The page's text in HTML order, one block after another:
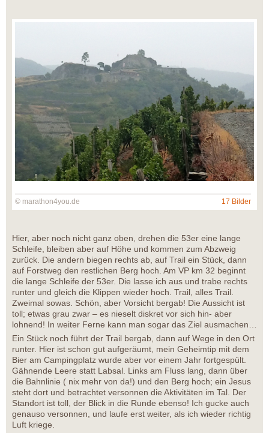
© marathon4you.de 17 Bilder
Hier, aber noch nicht ganz oben, drehen die 53er eine lange
Schleife, bleiben aber auf Höhe und kommen zum Abzweig
zurück. Die andern biegen rechts ab, auf Trail ein Stück, dann
auf Forstweg den restlichen Berg hoch. Am VP km 32 beginnt
die lange Schleife der 53er. Die lasse ich aus und trabe rechts
runter und gleich die Klippen wieder hoch. Trail, alles Trail.
Zweimal sowas. Schön, aber Vorsicht bergab! Die Aussicht ist
toll; etwas grau zwar – es nieselt diskret vor sich hin- aber
lohnend! In weiter Ferne kann man sogar das Ziel ausmachen…
Ein Stück noch führt der Trail bergab, dann auf Wege in den Ort
runter. Hier ist schon gut aufgeräumt, mein Geheimtip mit dem
Bier am Campingplatz wurde aber vor einem Jahr fortgespült.
Gähnende Leere statt Labsal. Links am Fluss lang, dann über
die Bahnlinie ( nix mehr von da!) und den Berg hoch; ein Jesus
steht dort und betrachtet versonnen die Aktivitäten im Tal. Der
Standort ist toll, der Blick in die Runde ebenso! Ich gucke auch
genauso versonnen, und laufe erst weiter, als ich wieder richtig
Luft kriege.